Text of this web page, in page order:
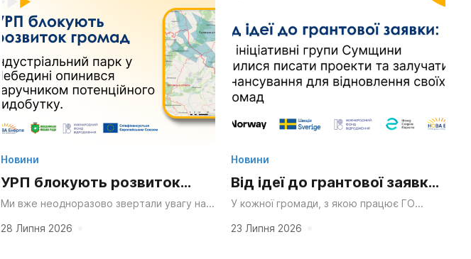
Новини
УРП блокують розвиток
громад: індустріальний парк
у Лебедині опинився
Ми вже неодноразово звертали увагу на
продукції та недостатнє залучення громад
28 Липня 2026
Новини
Від ідеї до грантової заявки:
як ініціативні групи Сумщини
вчилися писати проекти та
У кожної громади, з якою працює ГО
сильна ідея — що хочеться змінити чи...
23 Липня 2026